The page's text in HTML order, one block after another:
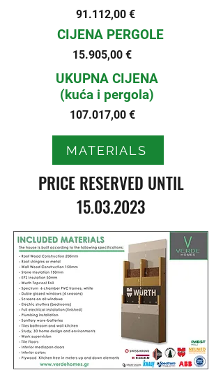
91.112,00 €
CIJENA PERGOLE
15.905,00 €
UKUPNA CIJENA
(kuća i pergola)
107.017,00 €
MATERIALS
PRICE RESERVED UNTIL
15.03.2023